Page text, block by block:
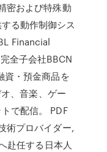
密および特殊動
る動作制御シス
Financial
全子会社BBCN
資・預金商品を
、音楽、ゲー
で配信。 PDF
術プロバイダー,
赴任する日本人